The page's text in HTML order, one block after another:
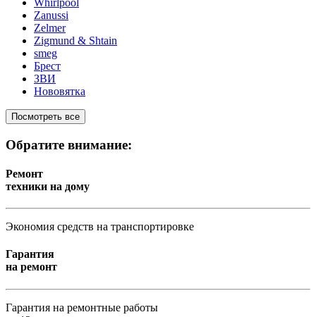
Zanussi
Zelmer
Zigmund & Shtain
smeg
Брест
ЗВИ
Нововятка
Посмотреть все
Обратите внимание:
Ремонт
техники на дому
Экономия средств на транспортировке
Гарантия
на ремонт
Гарантия на ремонтные работы